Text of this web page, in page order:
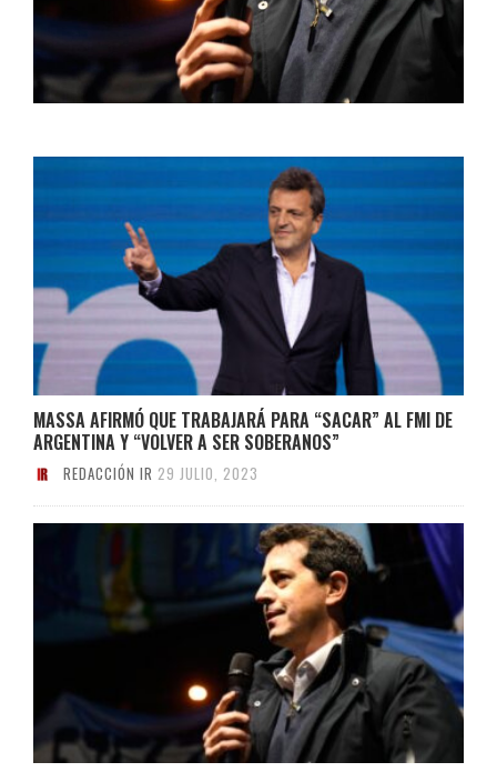
MASSA AFIRMÓ QUE TRABAJARÁ PARA “SACAR” AL FMI DE
ARGENTINA Y “VOLVER A SER SOBERANOS”
REDACCIÓN IR 29 JULIO, 2023